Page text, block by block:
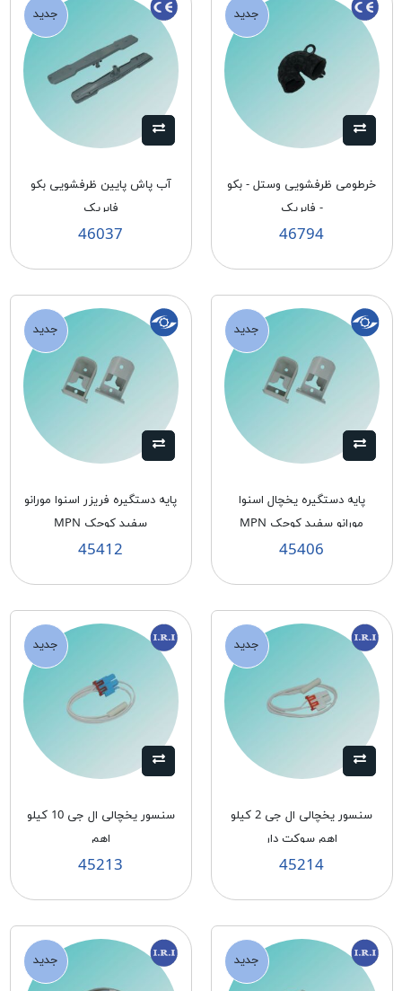
جدید
خرطومی ظرفشويی وستل - بكو
- فابريک
46794
جدید
آب پاش پايين ظرفشويی بكو
فابريک
46037
جدید
پايه دستگيره يخچال اسنوا
مورانو سفيد كوچک MPN
45406
جدید
پايه دستگيره فريزر اسنوا مورانو
سفيد كوچک MPN
45412
جدید
سنسور يخچالی ال جی 2 كيلو
اهم سوكت دار
45214
جدید
سنسور يخچالی ال جی 10 كيلو
اهم
45213
جدید جدید